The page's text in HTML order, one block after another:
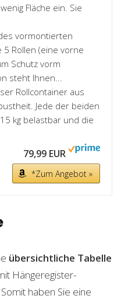
Fläche ein. Sie
vormontierten
Rollen (eine vorne
Schutz vorm
steht Ihnen...
Rollcontainer aus
Jede der beiden
kg belastbar und die
79,99 EUR
*Zum Angebot »
übersichtliche Tabelle
Hängeregister-
haben Sie eine